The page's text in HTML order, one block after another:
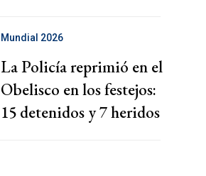
Mundial 2026
La Policía reprimió en el
Obelisco en los festejos:
15 detenidos y 7 heridos